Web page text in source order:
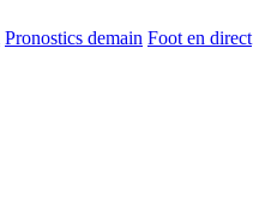
Pronostics demain Foot en direct